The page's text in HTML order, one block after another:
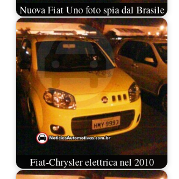
Nuova Fiat Uno foto spia dal Brasile
Fiat-Chrysler elettrica nel 2010